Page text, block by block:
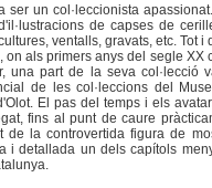
ser un col·leccionista
de capses de
ventalls, gravats, etc. Tot
on als primers anys del segle
una part de la seva
de les col·leccions del
El pas del temps i els
fins al punt de caure
de la controvertida figura de
i detallada un dels capítols